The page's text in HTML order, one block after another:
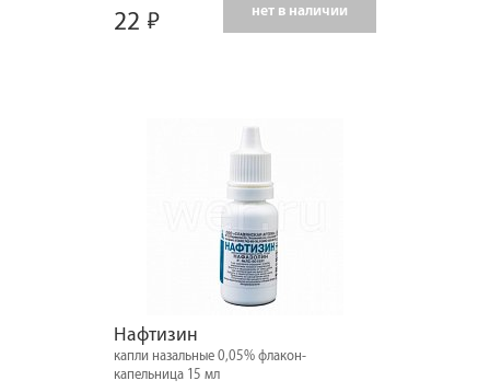
22 нет в наличии
Нафтизин
капли назальные 0,05% флакон-
капельница 15 мл